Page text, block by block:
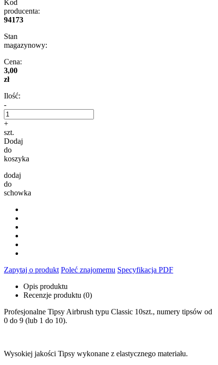
Kod
producenta:
94173
Stan
magazynowy:
Cena:
3,00
zł
Ilość:
-
+
szt.
Dodaj
do
koszyka
dodaj
do
schowka
Zapytaj o produkt Poleć znajomemu Specyfikacja PDF
Opis produktu
Recenzje produktu (0)
Profesjonalne Tipsy Airbrush typu Classic 10szt., numery tipsów od
0 do 9 (lub 1 do 10).
Wysokiej jakości Tipsy wykonane z elastycznego materiału.